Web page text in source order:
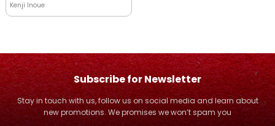
Kenji Inoue
Subscribe for Newsletter
Stay in touch with us, follow us on social media and learn about
new promotions. We promises we won’t spam you